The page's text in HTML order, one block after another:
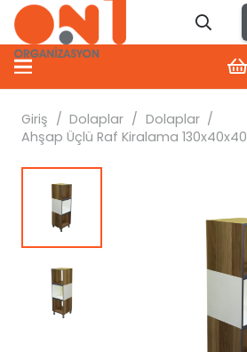
Giriş / Dolaplar / Dolaplar /
Ahşap Üçlü Raf Kiralama 130x40x40